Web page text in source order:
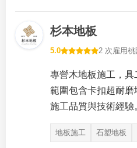
杉本地板
5.0 2 次雇用桃
專營木地板施工，
範圍包含卡扣超耐
施工品質與技術經驗
地板施工 石塑地板